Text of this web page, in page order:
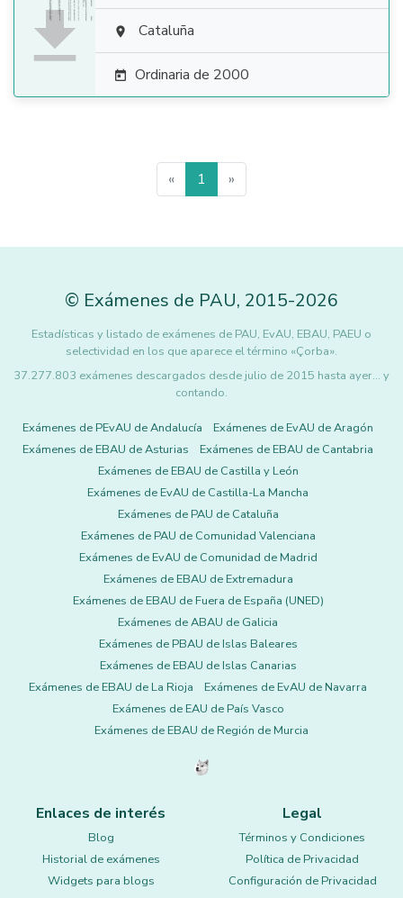
  Cataluña
 Ordinaria de 2000
« 1 »
© Exámenes de PAU, 2015-2026
Estadísticas y listado de exámenes de PAU, EvAU, EBAU, PAEU o
selectividad en los que aparece el término «Çorba».
37.277.803 exámenes descargados desde julio de 2015 hasta ayer... y
contando.
Exámenes de PEvAU de Andalucía
Exámenes de EvAU de Aragón
Exámenes de EBAU de Asturias
Exámenes de EBAU de Cantabria
Exámenes de EBAU de Castilla y León
Exámenes de EvAU de Castilla-La Mancha
Exámenes de PAU de Cataluña
Exámenes de PAU de Comunidad Valenciana
Exámenes de EvAU de Comunidad de Madrid
Exámenes de EBAU de Extremadura
Exámenes de EBAU de Fuera de España (UNED)
Exámenes de ABAU de Galicia
Exámenes de PBAU de Islas Baleares
Exámenes de EBAU de Islas Canarias
Exámenes de EBAU de La Rioja
Exámenes de EvAU de Navarra
Exámenes de EAU de País Vasco
Exámenes de EBAU de Región de Murcia
Enlaces de interés
Blog
Historial de exámenes
Widgets para blogs
Legal
Términos y Condiciones
Política de Privacidad
Configuración de Privacidad